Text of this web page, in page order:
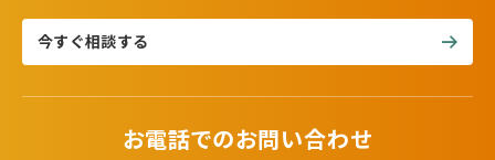
今すぐ相談する
お電話でのお問い合わせ